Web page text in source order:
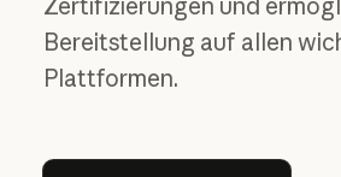
Zertifizierungen und
Bereitstellung auf allen
Plattformen.
Sales kontaktieren